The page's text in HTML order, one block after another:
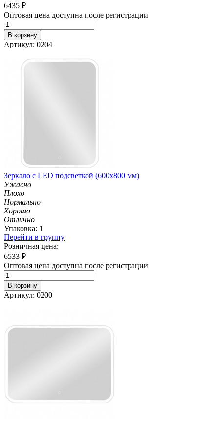
6435 ₽
Оптовая цена доступна после регистрации
В корзину
Артикул: 0204
Зеркало с LED подсветкой (600х800 мм)
Ужасно
Плохо
Нормально
Хорошо
Отлично
Упаковка: 1
Перейти в группу
Розничная цена:
6533 ₽
Оптовая цена доступна после регистрации
В корзину
Артикул: 0200